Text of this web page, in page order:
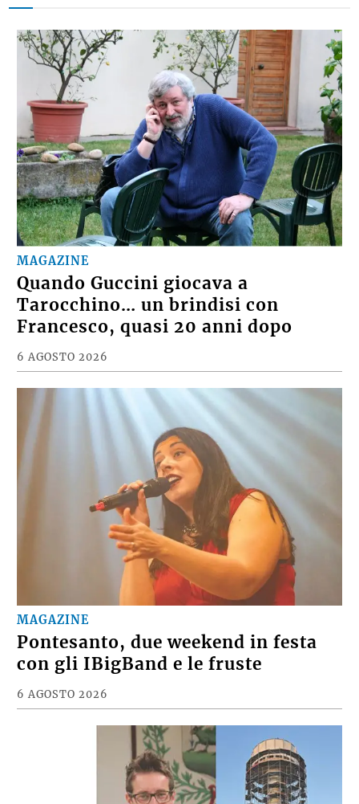
MAGAZINE
Quando Guccini giocava a
Tarocchino… un brindisi con
Francesco, quasi 20 anni dopo
6 AGOSTO 2026
MAGAZINE
Pontesanto, due weekend in festa
con gli IBigBand e le fruste
6 AGOSTO 2026